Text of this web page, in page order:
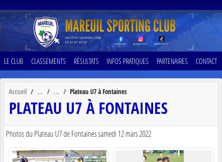
LE CLUB CLASSEMENTS RÉSULTATS INFOS PRATIQUES PARTENAIRES CONTACT
Accueil Plateau U7 à Fontaines
PLATEAU U7 À FONTAINES
Photos du Plateau U7 de Fontaines samedi 12 mars 2022